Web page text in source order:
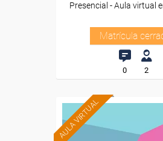
Presencial - Aula virtual
Matrícula
0 2
AULA VIRTUAL